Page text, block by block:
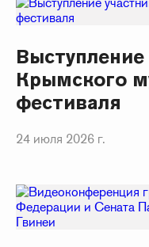
Крымского
фестиваля
24 июля 2026 г.